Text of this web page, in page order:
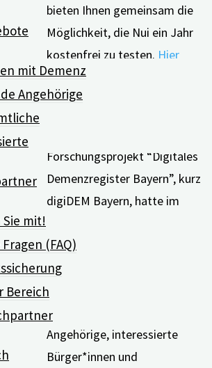
mit Demenz
Angehörige
Sie mit!
(FAQ)
Bereich
bieten Ihnen gemeinsam die
Möglichkeit, die Nui ein Jahr
kostenfrei zu testen. Hier
finden Sie weitere
Informationen.
Forschungsprojekt “Digitales
Demenzregister Bayern”, kurz
digiDEM Bayern, hatte im
Innovation Wettbewerbs dazu
aufgerufen, sich mit digitalen
Lösungen für Menschen mit
Demenz, pflegende
Angehörige, interessierte
Bürger*innen und